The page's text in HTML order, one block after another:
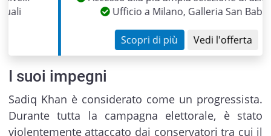
Ufficio a Milano, Galleria San Babila
Scopri di più Vedi l'offerta
I suoi impegni
Sadiq Khan è considerato come un progressista.
Durante tutta la campagna elettorale, è stato
violentemente attaccato dai conservatori tra cui il